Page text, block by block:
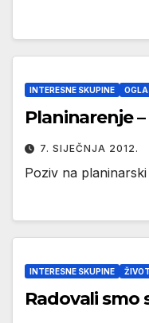
INTERESNE SKUPINE
Planinarenje –
7. SIJEČNJA 2012.
Poziv na
INTERESNE SKUPINE
Radovali smo